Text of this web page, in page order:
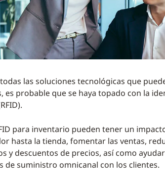
las soluciones tecnológicas que
es probable que se haya topado con la
para inventario pueden tener un
hasta la tienda, fomentar las ventas,
y descuentos de precios, así como
de suministro omnicanal con los clientes.